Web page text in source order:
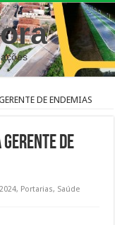
DE ENDEMIAS
DE
2024, Portarias, Saúde